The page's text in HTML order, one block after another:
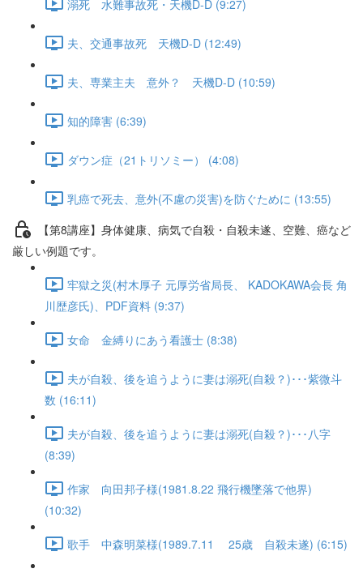
溺死 水難事故死・天機D-D (9:27)
夫、交通事故死 天機D-D (12:49)
夫、専業主夫 意外？ 天機D-D (10:59)
知的障害 (6:39)
ダウン症（21トリソミー） (4:08)
乳癌で死去、意外(不慮の災害)を防ぐために (13:55)
【第8講座】身体健康、病気で自殺・自殺未遂、空難、癌など
厳しい例題です。
牢獄之災(村木厚子 元厚労省局長、 KADOKAWA会長 角
川歴彦氏)、PDF資料 (9:37)
女命 金縛りにあう看護士 (8:38)
夫が自殺、後を追うように妻は溺死(自殺？)･･･紫微斗
数 (16:11)
夫が自殺、後を追うように妻は溺死(自殺？)･･･八字
(8:39)
作家 向田邦子様(1981.8.22 飛行機墜落で他界)
(10:32)
歌手 中森明菜様(1989.7.11 25歳 自殺未遂) (6:15)